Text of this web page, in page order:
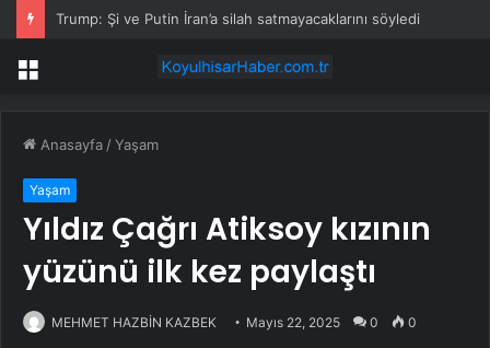
Trump: Şi ve Putin İran’a silah satmayacaklarını söyledi
Menü
Anasayfa /Yaşam
Yaşam
Yıldız Çağrı Atiksoy kızının
yüzünü ilk kez paylaştı
MEHMET HAZBİN KAZBEK Mayıs 22, 2025 0 0